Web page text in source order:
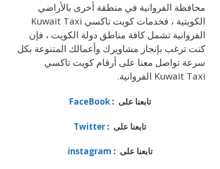
محافظة الفروانية في منطقة أخرى بالأراضي
الكويتية ، فخدمات كويت تاكسي Kuwait Taxi
الفروانية تشمل كافة مناطق دولة الكويت ، فإن
كنت ترغب بإنجاز مشاويرك وأعمالك المتنوعة بكل
سرعة تواصل معنا على أرقام كويت تاكسي
Kuwait Taxi الفروانية.
تابعنا على : FaceBook
تابعنا على : Twitter
تابعنا على : instagram